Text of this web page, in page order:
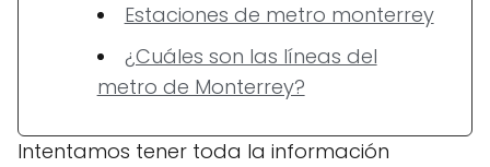
Estaciones de metro monterrey
¿Cuáles son las líneas del
metro de Monterrey?
Intentamos tener toda la información